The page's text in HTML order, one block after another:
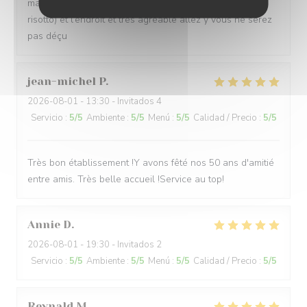
mange très bien (la cassolette de poisson avec son
risotto) et l’endroit et très agréable allez y vous ne serez
pas déçu
jean-michel P
2026-08-01 - 13:30 - Invitados 4
Servicio : 5/5 Ambiente : 5/5 Menú : 5/5 Calidad / Precio : 5/5
Très bon établissement !Y avons fêté nos 50 ans d'amitié
entre amis. Très belle accueil !Service au top!
Annie D
2026-08-01 - 19:30 - Invitados 2
Servicio : 5/5 Ambiente : 5/5 Menú : 5/5 Calidad / Precio : 5/5